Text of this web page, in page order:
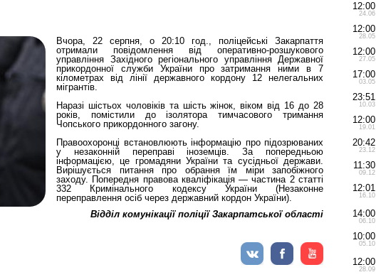
Вчора, 22 серпня, о 20:10 год., поліцейські Закарпаття
отримали повідомлення від оперативно-розшукового
управління Західного регіонального управління Державної
прикордонної служби України про затримання ними в 7
кілометрах від лінії державного кордону 12 нелегальних
мігрантів.
Наразі шістьох чоловіків та шість жінок, віком від 16 до 28
років, помістили до ізолятора тимчасового тримання
Чопського прикордонного загону.
Правоохоронці встановлюють інформацію про підозрюваних
у незаконній переправі іноземців. За попередньою
інформацією, це громадяни України та сусідньої держави.
Вирішується питання про обрання їм міри запобіжного
заходу. Попередня правова кваліфікація — частина 2 статті
332 Кримінального кодексу України (Незаконне
переправлення осіб через державний кордон України).
Відділ комунікації поліції Закарпатської області
12:00
24.06
12:00
28.05
12:00
27.05
17:00
03.05
23:51
10.03
12:00
19.01
20:42
23.12
11:30
09.12
12:01
16.10
14:00
06.10
10:00
05.10
12:00
28.09